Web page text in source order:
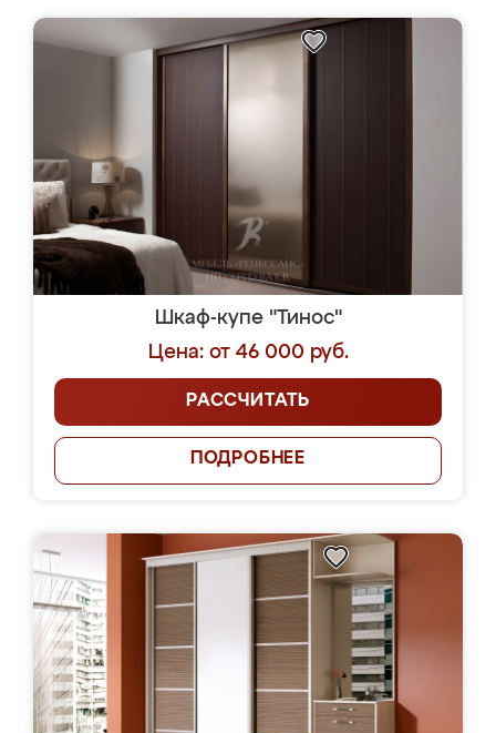
Шкаф-купе "Тинос"
Цена: от 46 000 руб.
РАССЧИТАТЬ
ПОДРОБНЕЕ